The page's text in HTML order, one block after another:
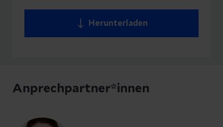
Herunterladen
Anprechpartner*innen